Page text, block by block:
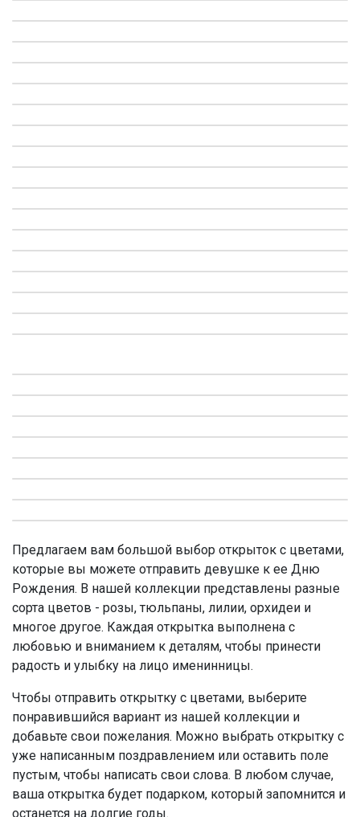
Предлагаем вам большой выбор открыток с цветами,
которые вы можете отправить девушке к ее Дню
Рождения. В нашей коллекции представлены разные
сорта цветов - розы, тюльпаны, лилии, орхидеи и
многое другое. Каждая открытка выполнена с
любовью и вниманием к деталям, чтобы принести
радость и улыбку на лицо именинницы.
Чтобы отправить открытку с цветами, выберите
понравившийся вариант из нашей коллекции и
добавьте свои пожелания. Можно выбрать открытку с
уже написанным поздравлением или оставить поле
пустым, чтобы написать свои слова. В любом случае,
ваша открытка будет подарком, который запомнится и
останется на долгие годы.